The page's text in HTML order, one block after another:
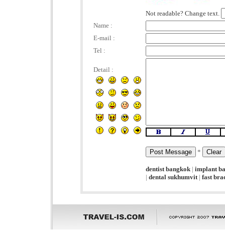
Not readable? Change text.
Name :
E-mail :
Tel :
Detail :
*
dentist bangkok| implant
| dental sukhumvit| fast